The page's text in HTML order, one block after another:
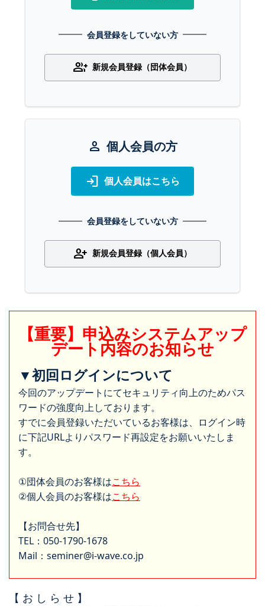
会員登録をしていない方
group_add 新規会員登録（団体会員）
person 個人会員の方
login 個人会員はこちら
会員登録をしていない方
person_add 新規会員登録（個人会員）
【重要】申込みシステムアップ
デート内容のお知らせ
▼初回ログインについて
今回のアップデートにてセキュリティ向上のためパス
ワードの強度向上しております。
すでに会員登録いただいているお客様は、ログイン時
に下記URLよりパスワード再設定をお願いいたしま
す。
①団体会員のお客様はこちら
②個人会員のお客様はこちら
【お問合せ先】
TEL：050-1790-1678
Mail：seminer@i-wave.co.jp
【 お し ら せ 】